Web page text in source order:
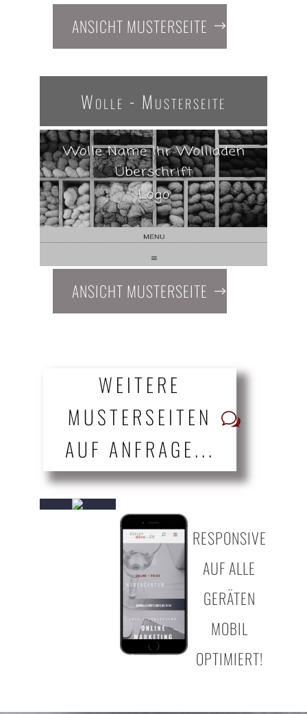
ANSICHT MUSTERSEITE
Wolle - Musterseite
ANSICHT MUSTERSEITE
WEITERE
MUSTERSEITEN
AUF ANFRAGE...
RESPONSIVE
AUF ALLE
GERÄTEN
MOBIL
OPTIMIERT!